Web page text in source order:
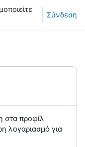
Σύνδεση
στα προφίλ
λογαριασμό για